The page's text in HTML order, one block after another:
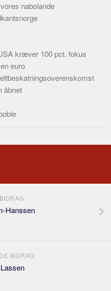
nabolande
kræver 100 pct. fokus
euro
åbnet
Hanssen
BIDRAG